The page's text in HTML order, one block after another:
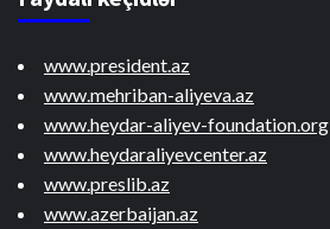
www.president.az
www.mehriban-aliyeva.az
www.heydar-aliyev-foundation.org
www.heydaraliyevcenter.az
www.preslib.az
www.azerbaijan.az